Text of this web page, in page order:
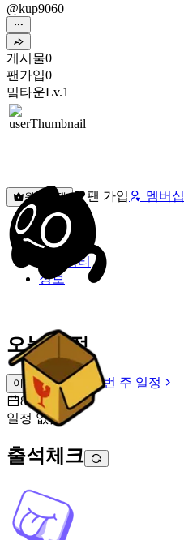
@kup9060
게시물0
팬가입0
밐타운Lv.1
원픽선택 팬 가입 멤버십
밐타운
피드
커뮤니티
정보
오늘 일정
이번 주 일정
이번 주 일정
8월 8일 [토]
일정 없음
출석체크